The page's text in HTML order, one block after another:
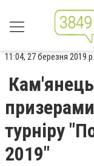
11:04, 27 березня 2019 р.
турніру
2019"